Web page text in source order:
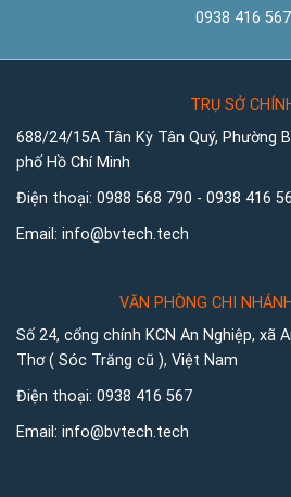
0938 416 567
TRỤ SỞ
688/24/15A Tân Kỳ Tân Quý, Phường
phố Hồ Chí Minh
Điện thoại: 0988 568 790 - 0938 416
Email: info@bvtech.tech
VĂN PHÒNG CHI
Số 24, cổng chính KCN An Nghiệp, xã
Thơ ( Sóc Trăng cũ ), Việt Nam
Điện thoại: 0938 416 567
Email: info@bvtech.tech